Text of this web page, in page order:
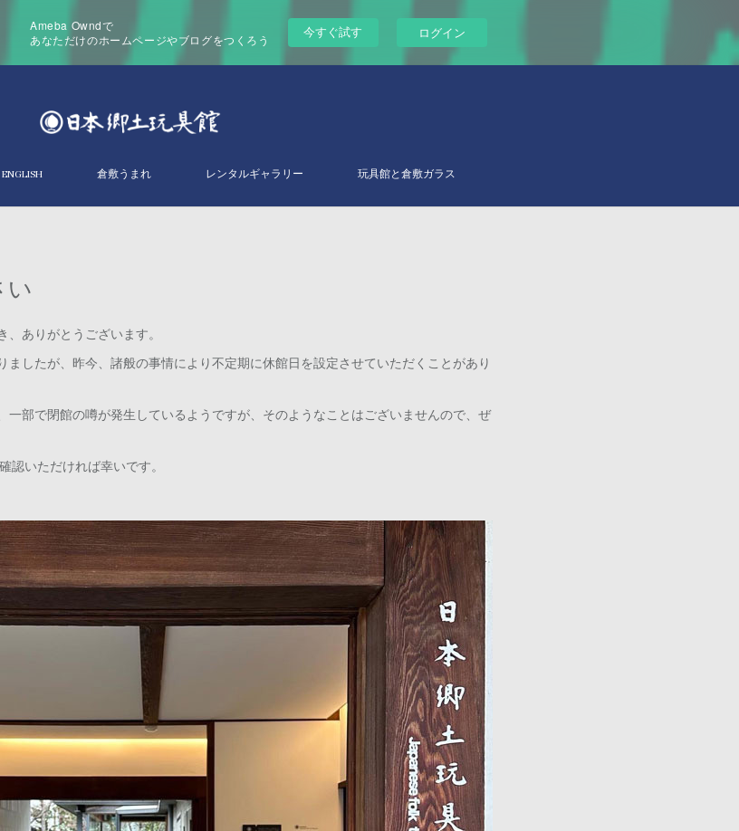
Ameba Owndで
あなただけのホームページやブログをつくろう
今すぐ試す ログイン
ENGLISH 倉敷うまれ レンタルギャラリー 玩具館と倉敷ガラス
い
ありがとうございます。
したが、昨今、諸般の事情により不定期に休館日を設定させていただくことがあり
一部で閉館の噂が発生しているようですが、そのようなことはございませんので、ぜ
認いただければ幸いです。